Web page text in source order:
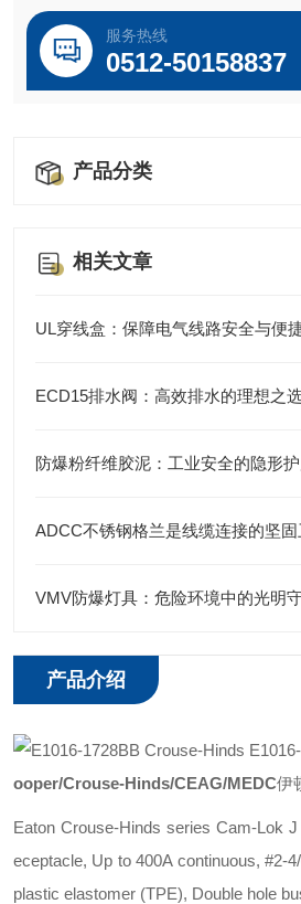
服务热线
0512-50158837
产品分类
相关文章
UL穿线盒：保障电气线路安全与便
ECD15排水阀：高效排水的理想之
防爆粉纤维胶泥：工业安全的隐形
ADCC不锈钢格兰是线缆连接的坚
VMV防爆灯具：危险环境中的光明
产品介绍
ooper/Crouse-Hinds/CEAG/MEDC伊
Eaton Crouse-Hinds series Cam-Lok
eceptacle, Up to 400A continuous, #2-
plastic elastomer (TPE), Double hole